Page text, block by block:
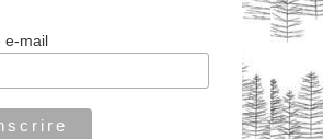
e-mail